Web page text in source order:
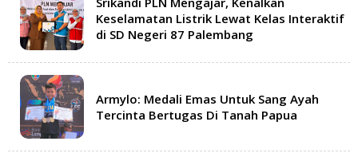
Keselamatan Listrik Lewat Kelas Interaktif
di SD Negeri 87 Palembang
Armylo: Medali Emas Untuk Sang Ayah
Tercinta Bertugas Di Tanah Papua